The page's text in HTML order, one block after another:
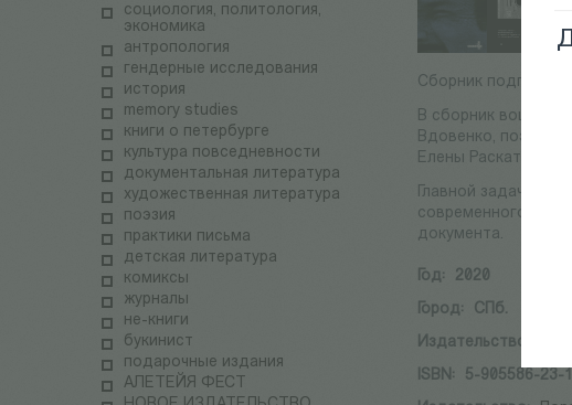
социология, политология,
экономика
антропология
гендерные исследования
история
memory studies
книги о петербурге
культура повседневности
документальная литература
художественная литература
поэзия
практики письма
детская литература
комиксы
журналы
не-книги
букинист
подарочные издания
АЛЕТЕЙЯ ФЕСТ
Сборник
В сборник вошли
Вдовенко,
Елены Раскатовой
Главной задачей
современного
документа.
Год:
2020
Город:
СПб.
Издательство:
ISBN:
5-905586-23-1